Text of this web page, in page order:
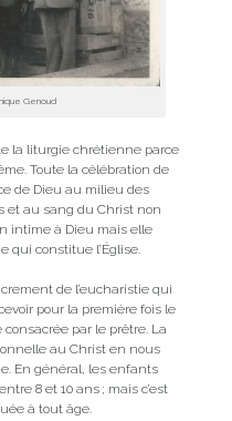
Genoud
la liturgie chrétienne parce
Toute la célébration de
de Dieu au milieu des
et au sang du Christ non
intime à Dieu mais elle
qui constitue l’Église.
de l’eucharistie qui
pour la première fois le
par le prêtre. La
au Christ en nous
En général, les enfants
8 et 10 ans ; mais c’est
à tout âge.